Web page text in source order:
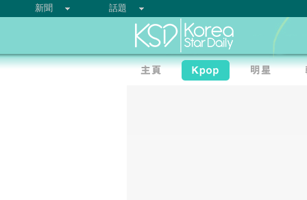
新聞 話題